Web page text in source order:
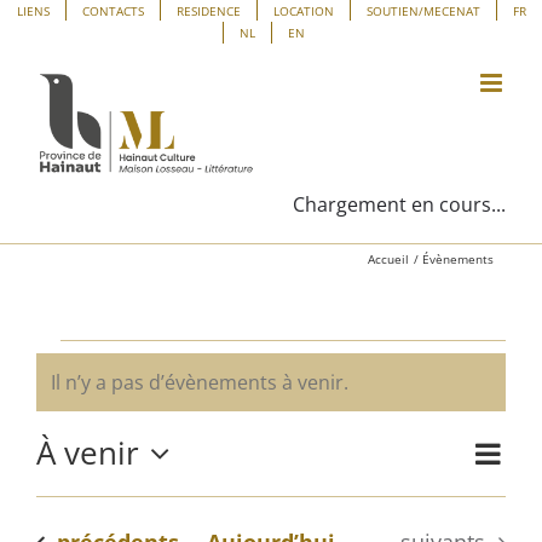
Panneau de gestion des cookies
Passer
contenu
LIENS CONTACTS RESIDENCE LOCATION SOUTIEN/MECENAT
FR
NL
EN
Chargement en cours...
Accueil Évènements
Évènements
Notice
Il n’y a pas d’évènements à venir.
Liste
À venir
Sélectionnez